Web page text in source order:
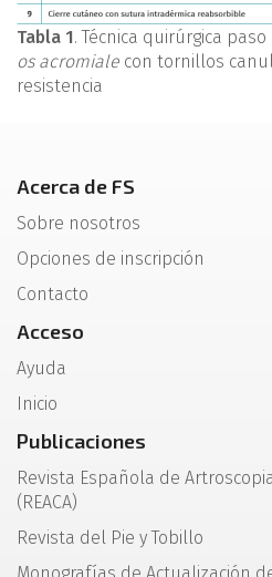
Tabla 1. Técnica quirúrgica
os acromiale con tornillos
resistencia
Acerca de FS
Sobre nosotros
Opciones de inscripción
Contacto
Acceso
Ayuda
Inicio
Publicaciones
Revista Española de
(REACA)
Revista del Pie y Tobillo